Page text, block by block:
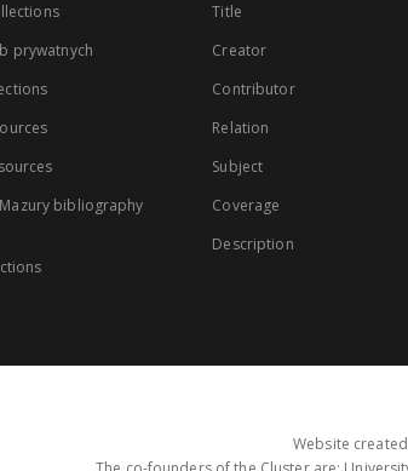
prywatnych
bibliography
Title
Creator
Contributor
Relation
Subject
Coverage
Description
Website